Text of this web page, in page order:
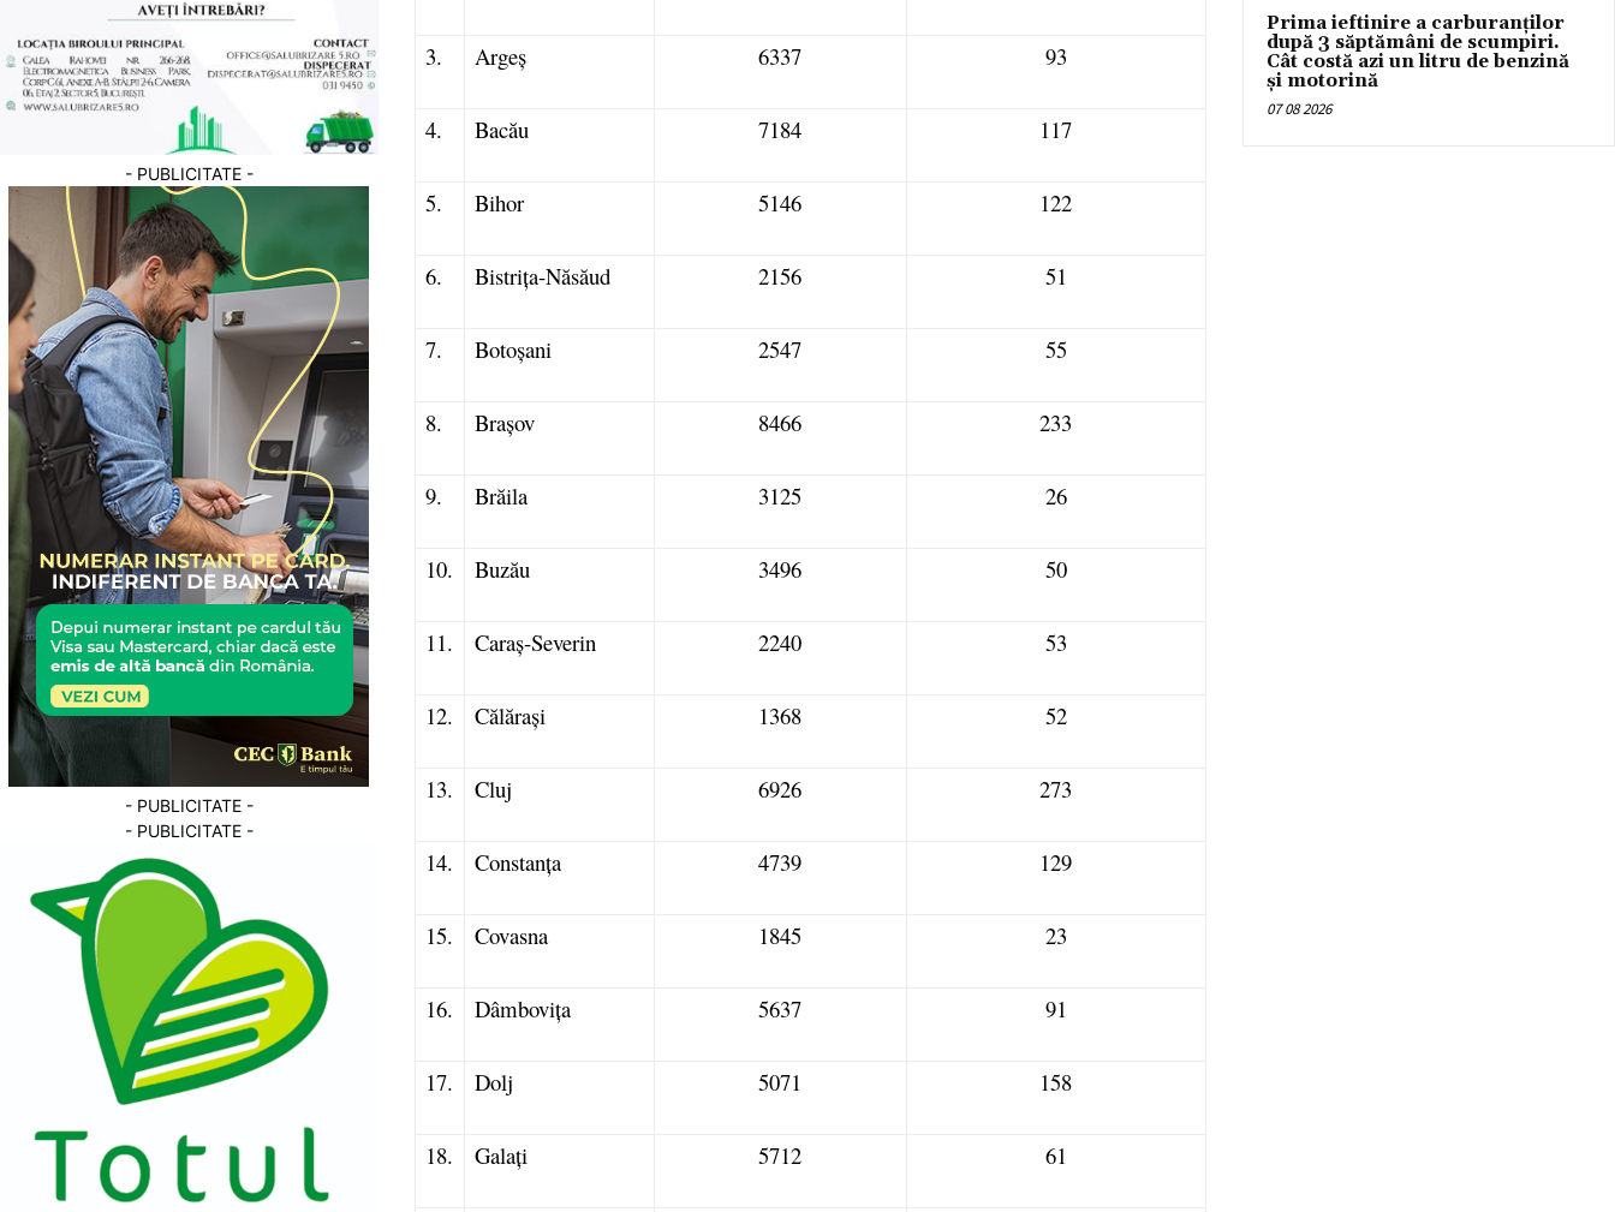
- PUBLICITATE -
- PUBLICITATE -
- PUBLICITATE -
3. Argeș 6337 93
4. Bacău 7184 117
5. Bihor 5146 122
6. Bistrița-Năsăud 2156 51
7. Botoșani 2547 55
8. Brașov 8466 233
9. Brăila 3125 26
10. Buzău 3496 50
11. Caraș-Severin 2240 53
12. Călărași 1368 52
13. Cluj 6926 273
14. Constanța 4739 129
15. Covasna 1845 23
16. Dâmbovița 5637 91
17. Dolj 5071 158
18. Galați 5712 61
Prima ieftinire a carburanților
după 3 săptămâni de scumpiri.
Cât costă azi un litru de benzină
și motorină
07 08 2026